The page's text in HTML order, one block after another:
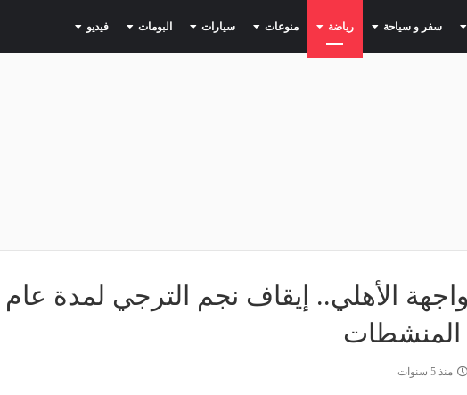
(current) سفر و سياحة (current) رياضة (current) منوعات (current) سيارات (current) البومات (current) فيديو (current)
الأهلي.. إيقاف نجم الترجي لمدة عام
منذ 5 سنوات